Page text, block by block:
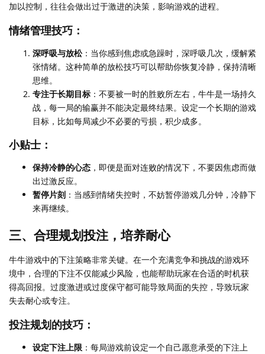
加以控制，往往会做出过于激进的决策，影响游戏的进程。
情绪管理技巧：
深呼吸与放松：当你感到焦虑或急躁时，深呼吸几次，缓解紧
张情绪。这种简单的放松技巧可以帮助你恢复冷静，保持清晰
思维。
专注于长期目标 ：不要被一时的胜败所左右，牛牛是一场持久
战，每一局的输赢并不能决定最终结果。设定一个长期的游戏
目标，比如每局减少不必要的亏损，积少成多。
小贴士：
保持冷静的心态 ，即便是面对连败的情况下，不要因焦虑而做
出过激反应。
暂停片刻 ：当感到情绪失控时，不妨暂停游戏几分钟，冷静下
来再继续。
三、合理规划投注，培养耐心
牛牛游戏中的下注策略非常关键。在一个充满竞争和挑战的游戏环
境中，合理的下注不仅能减少风险，也能帮助玩家在合适的时机获
得高回报。过度激进或过度保守都可能导致局面的失控，导致玩家
失去耐心或专注。
投注规划的技巧：
设定下注上限 ：每局游戏前设定一个自己愿意承受的下注上